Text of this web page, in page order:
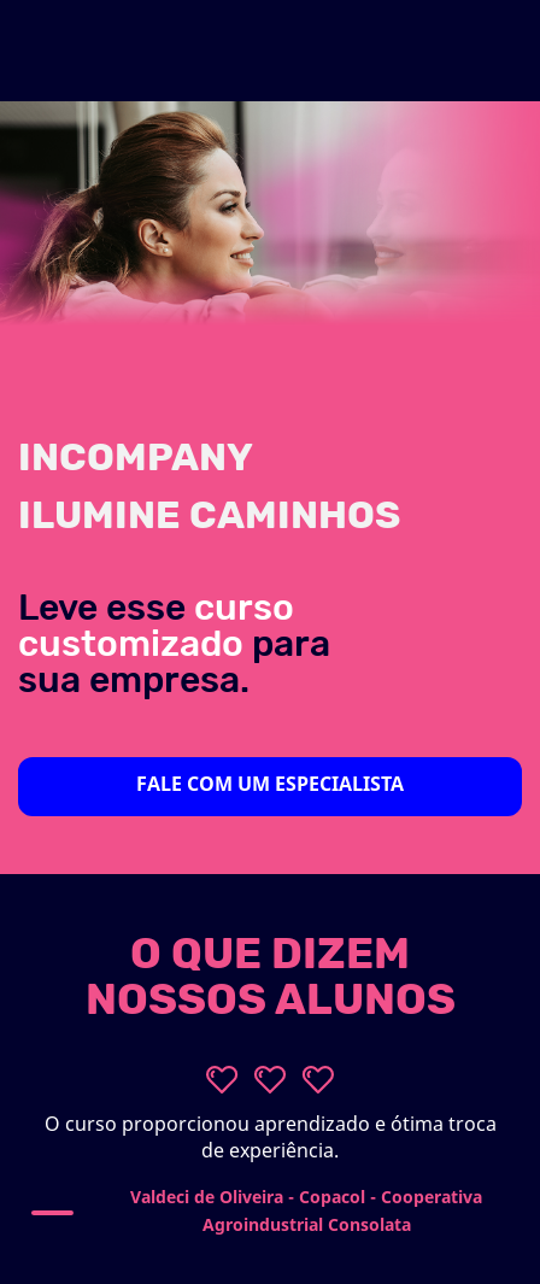
INCOMPANY
ILUMINE CAMINHOS
Leve esse curso
customizado para
sua empresa.
FALE COM UM ESPECIALISTA
O QUE DIZEM
NOSSOS ALUNOS
O curso proporcionou aprendizado e ótima troca
de experiência.
Valdeci de Oliveira - Copacol - Cooperativa
Agroindustrial Consolata